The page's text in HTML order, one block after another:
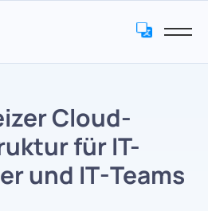
Cloud-
für IT-
und IT-Teams